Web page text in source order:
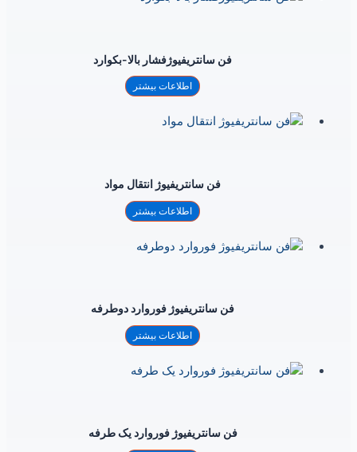
فن سانتریفیوژفشار بالا-بکوارد
اطلاعات بیشتر
فن سانتریفیوژ انتقال مواد
اطلاعات بیشتر
فن سانتریفیوژ فوروارد دوطرفه
اطلاعات بیشتر
فن سانتریفیوژ فوروارد یک طرفه